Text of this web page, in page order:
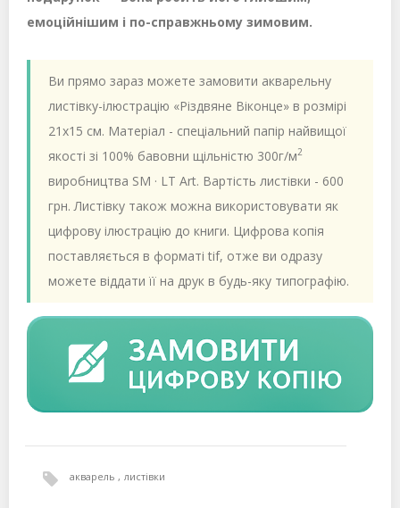
емоційнішим і по-справжньому зимовим.
Ви прямо зараз можете замовити акварельну
листівку-ілюстрацію «Різдвяне Віконце» в розмірі
21х15 см. Матеріал - спеціальний папір найвищої
якості зі 100% бавовни щільністю 300г/м2
виробництва SM · LT Art. Вартість листівки - 600
грн. Листівку також можна використовувати як
цифрову ілюстрацію до книги. Цифрова копія
поставляється в форматі tif, отже ви одразу
можете віддати її на друк в будь-яку типографію.
акварель листівки